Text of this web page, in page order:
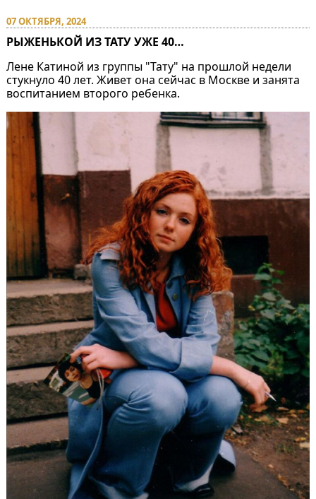
07 ОКТЯБРЯ, 2024
РЫЖЕНЬКОЙ ИЗ ТАТУ УЖЕ 40…
Лене Катиной из группы "Тату" на прошлой недели
стукнуло 40 лет. Живет она сейчас в Москве и занята
воспитанием второго ребенка.